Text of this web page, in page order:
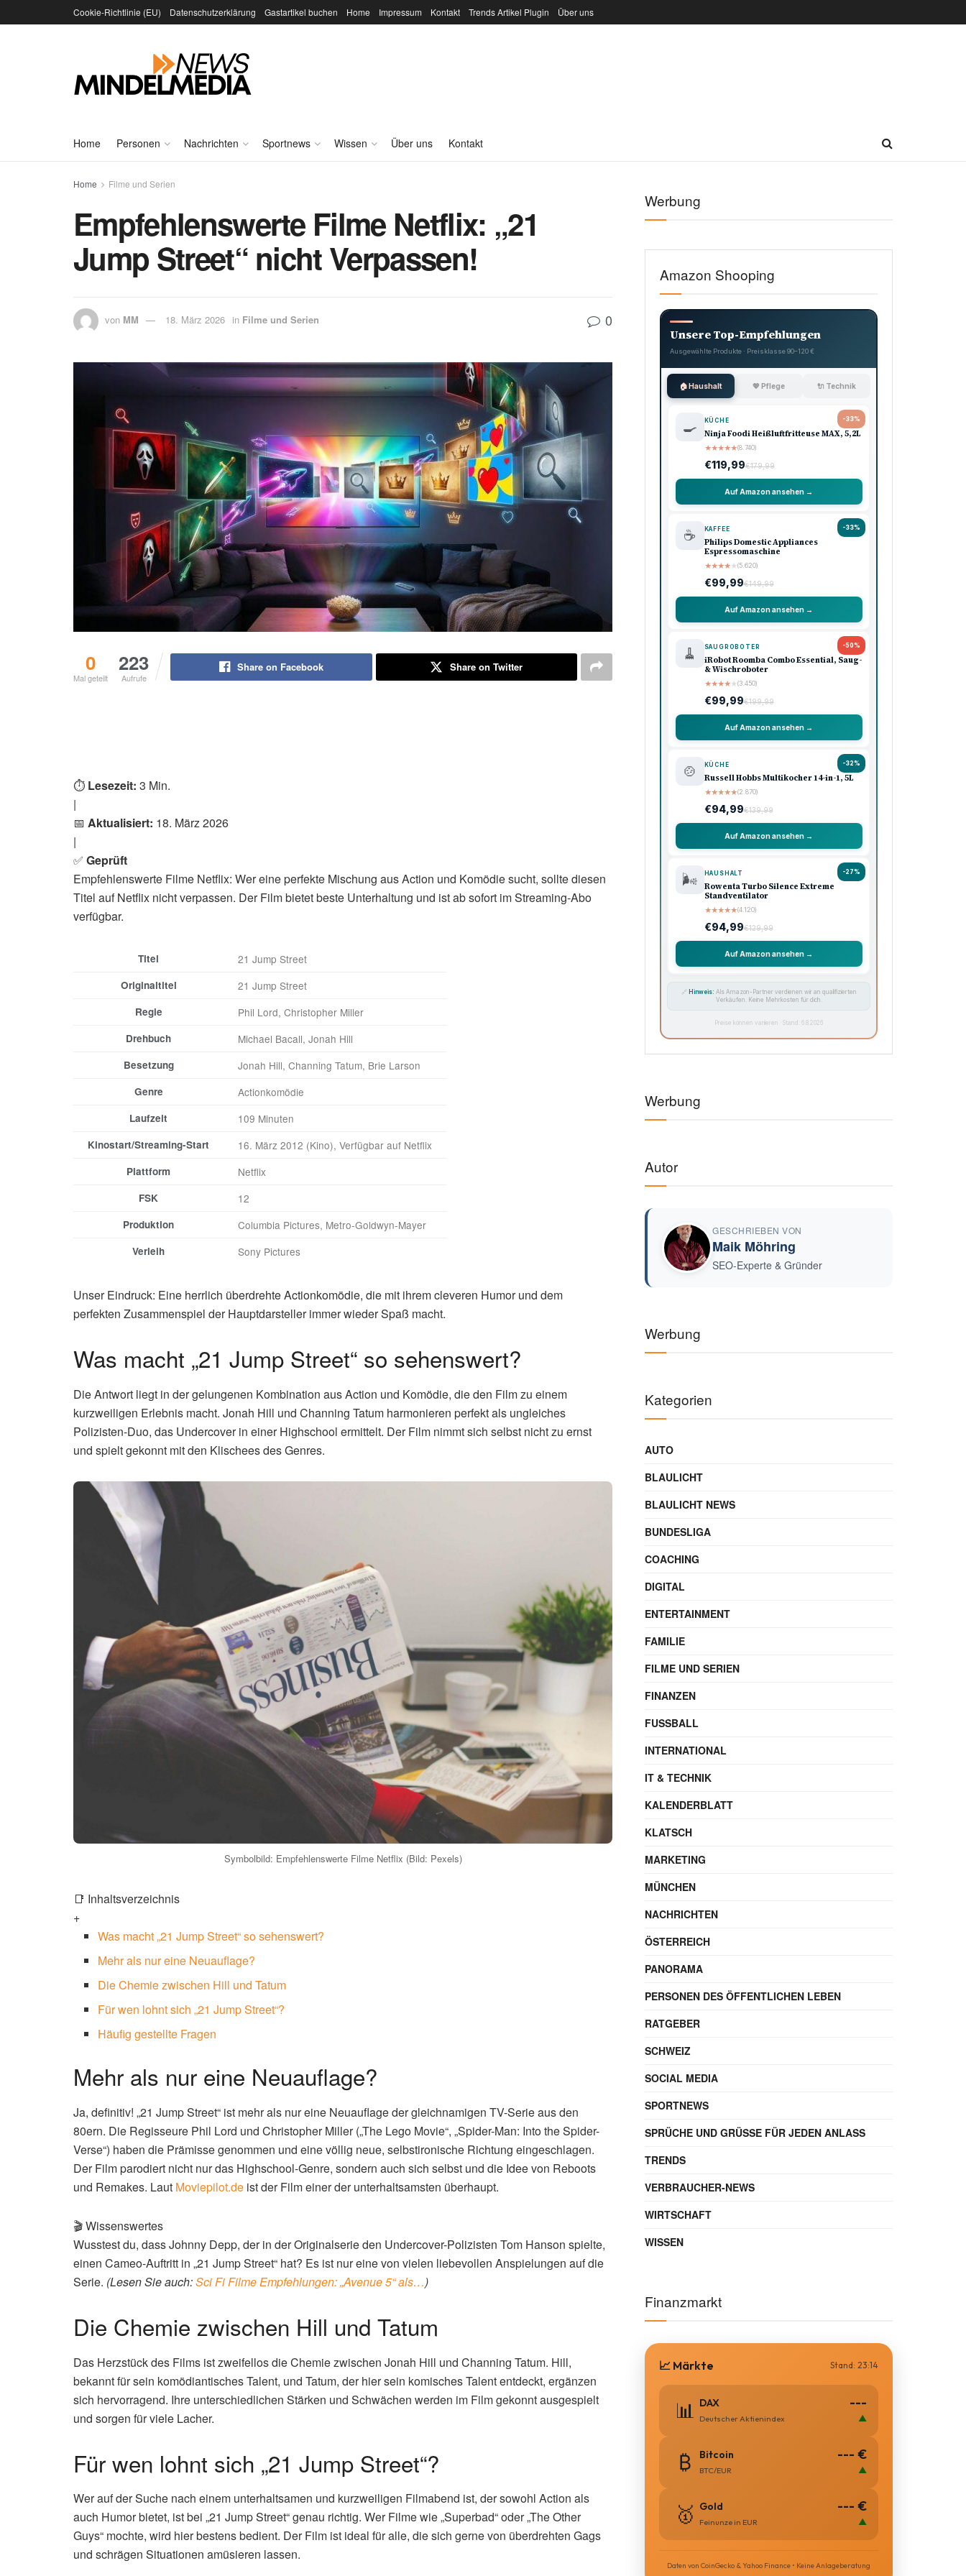
Cookie-Richtlinie (EU) Datenschutzerklärung Gastartikel buchen Home Impressum Kontakt Trends Artikel Plugin Über uns
Home Personen Nachrichten Sportnews Wissen Über uns Kontakt
Home Filme und Serien
Empfehlenswerte Filme Netflix: „21
Jump Street“ nicht Verpassen!
von MM 18. März 2026 in Filme und Serien 0
0
Mal geteilt
223
Aufrufe
Share on Facebook Share on Twitter
⏱️ Lesezeit: 3 Min.
|
📅 Aktualisiert: 18. März 2026
|
✅ Geprüft
Empfehlenswerte Filme Netflix: Wer eine perfekte Mischung aus Action und Komödie sucht, sollte diesen
Titel auf Netflix nicht verpassen. Der Film bietet beste Unterhaltung und ist ab sofort im Streaming-Abo
verfügbar.
Titel 21 Jump Street
Originaltitel 21 Jump Street
Regie Phil Lord, Christopher Miller
Drehbuch Michael Bacall, Jonah Hill
Besetzung Jonah Hill, Channing Tatum, Brie Larson
Genre Actionkomödie
Laufzeit 109 Minuten
Kinostart/Streaming-Start 16. März 2012 (Kino), Verfügbar auf Netflix
Plattform Netflix
FSK 12
Produktion Columbia Pictures, Metro-Goldwyn-Mayer
Verleih Sony Pictures
Unser Eindruck: Eine herrlich überdrehte Actionkomödie, die mit ihrem cleveren Humor und dem
perfekten Zusammenspiel der Hauptdarsteller immer wieder Spaß macht.
Was macht „21 Jump Street“ so sehenswert?
Die Antwort liegt in der gelungenen Kombination aus Action und Komödie, die den Film zu einem
kurzweiligen Erlebnis macht. Jonah Hill und Channing Tatum harmonieren perfekt als ungleiches
Polizisten-Duo, das Undercover in einer Highschool ermittelt. Der Film nimmt sich selbst nicht zu ernst
und spielt gekonnt mit den Klischees des Genres.
Symbolbild: Empfehlenswerte Filme Netflix (Bild: Pexels)
📑 Inhaltsverzeichnis
+
Was macht „21 Jump Street“ so sehenswert?
Mehr als nur eine Neuauflage?
Die Chemie zwischen Hill und Tatum
Für wen lohnt sich „21 Jump Street“?
Häufig gestellte Fragen
Mehr als nur eine Neuauflage?
Ja, definitiv! „21 Jump Street“ ist mehr als nur eine Neuauflage der gleichnamigen TV-Serie aus den
80ern. Die Regisseure Phil Lord und Christopher Miller („The Lego Movie“, „Spider-Man: Into the Spider-
Verse“) haben die Prämisse genommen und eine völlig neue, selbstironische Richtung eingeschlagen.
Der Film parodiert nicht nur das Highschool-Genre, sondern auch sich selbst und die Idee von Reboots
und Remakes. Laut Moviepilot.de ist der Film einer der unterhaltsamsten überhaupt.
🎬 Wissenswertes
Wusstest du, dass Johnny Depp, der in der Originalserie den Undercover-Polizisten Tom Hanson spielte,
einen Cameo-Auftritt in „21 Jump Street“ hat? Es ist nur eine von vielen liebevollen Anspielungen auf die
Serie. (Lesen Sie auch:Sci Fi Filme Empfehlungen: „Avenue 5“ als…)
Die Chemie zwischen Hill und Tatum
Das Herzstück des Films ist zweifellos die Chemie zwischen Jonah Hill und Channing Tatum. Hill,
bekannt für sein komödiantisches Talent, und Tatum, der hier sein komisches Talent entdeckt, ergänzen
sich hervorragend. Ihre unterschiedlichen Stärken und Schwächen werden im Film gekonnt ausgespielt
und sorgen für viele Lacher.
Für wen lohnt sich „21 Jump Street“?
Wer auf der Suche nach einem unterhaltsamen und kurzweiligen Filmabend ist, der sowohl Action als
auch Humor bietet, ist bei „21 Jump Street“ genau richtig. Wer Filme wie „Superbad“ oder „The Other
Guys“ mochte, wird hier bestens bedient. Der Film ist ideal für alle, die sich gerne von überdrehten Gags
und schrägen Situationen amüsieren lassen.
Werbung
Amazon Shooping
Unsere Top-Empfehlungen
Ausgewählte Produkte · Preisklasse 90–120 €
🏠 Haushalt 💖 Pflege 🔌 Technik
-33%
🍳 KÜCHE
Ninja Foodi Heißluftfritteuse MAX, 5,2L
★★★★★(8.740)
€119,99€179,99
Auf Amazon ansehen →
-33%
☕ KAFFEE
Philips Domestic Appliances
Espressomaschine
★★★★★(5.620)
€99,99€149,99
Auf Amazon ansehen →
-50%
🧹 SAUGROBOTER
iRobot Roomba Combo Essential, Saug-
& Wischroboter
★★★★★(3.450)
€99,99€199,99
Auf Amazon ansehen →
-32%
🍲 KÜCHE
Russell Hobbs Multikocher 14-in-1, 5L
★★★★★(2.870)
€94,99€139,99
Auf Amazon ansehen →
-27%
🌬️ HAUSHALT
Rowenta Turbo Silence Extreme
Standventilator
★★★★★(4.120)
€94,99€129,99
Auf Amazon ansehen →
🔗 Hinweis: Als Amazon-Partner verdienen wir an qualifizierten
Verkäufen. Keine Mehrkosten für dich.
Preise können variieren · Stand: 6.8.2026
Werbung
Autor
GESCHRIEBEN VON
Maik Möhring
SEO-Experte & Gründer
Werbung
Kategorien
AUTO
BLAULICHT
BLAULICHT NEWS
BUNDESLIGA
COACHING
DIGITAL
ENTERTAINMENT
FAMILIE
FILME UND SERIEN
FINANZEN
FUSSBALL
INTERNATIONAL
IT & TECHNIK
KALENDERBLATT
KLATSCH
MARKETING
MÜNCHEN
NACHRICHTEN
ÖSTERREICH
PANORAMA
PERSONEN DES ÖFFENTLICHEN LEBEN
RATGEBER
SCHWEIZ
SOCIAL MEDIA
SPORTNEWS
SPRÜCHE UND GRÜSSE FÜR JEDEN ANLASS
TRENDS
VERBRAUCHER-NEWS
WIRTSCHAFT
WISSEN
Finanzmarkt
📈 Märkte Stand: 23:14
📊 DAX
Deutscher Aktienindex
---
▲
₿ Bitcoin
BTC/EUR
--- €
▲
🥇 Gold
Feinunze in EUR
--- €
▲
Daten von CoinGecko & Yahoo Finance • Keine Anlageberatung